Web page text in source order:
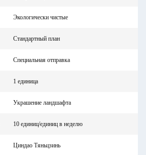
Экологически чистые
Стандартный план
Специальная отправка
1 единица
Украшение ландшафта
10 единиц/единиц в неделю
Циндао Тяньцзинь